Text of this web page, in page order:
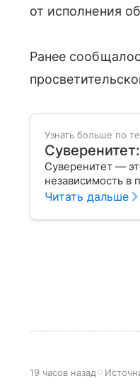
от исполнения
Ранее
Узнать больше по
Суверенитет —
независимость в
Читать дальше
19 часов назад